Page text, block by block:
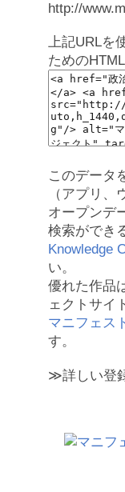
http://
上記URLを
ための
このデータ
（アプリ、
オープンデ
検索ができ
Knowledge
い。
優れた作品
ェクトサイ
マニフェス
す。
≫詳しい登